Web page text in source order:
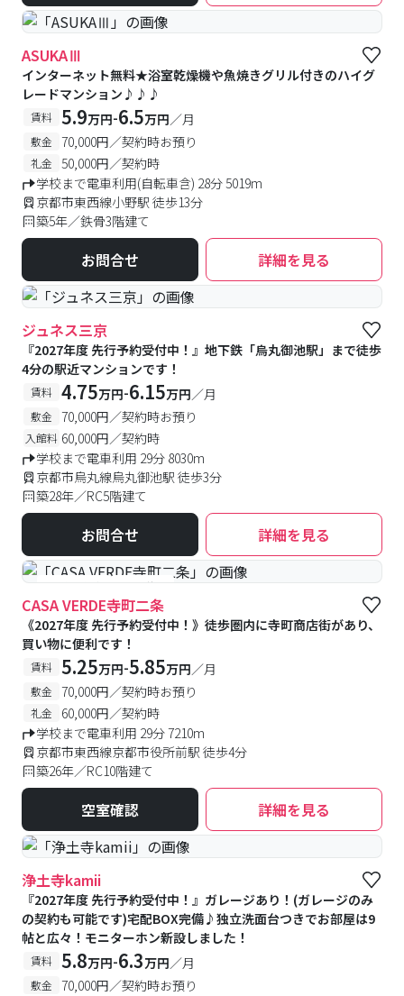
ASUKAⅢ
インターネット無料★浴室乾燥機や魚焼きグリル付きのハイグ
レードマンション♪♪♪
賃料 5.9万円-6.5万円／月
敷金 70,000円／契約時お預り
礼金
50,000円／契約時
学校まで電車利用(自転車含) 28分 5019m
京都市東西線小野駅 徒歩13分
築5年／鉄骨3階建て
お問合せ 詳細を見る
ジュネス三京
『2027年度 先行予約受付中！』地下鉄「烏丸御池駅」まで徒歩
4分の駅近マンションです！
賃料 4.75万円-6.15万円／月
敷金 70,000円／契約時お預り
入館料 60,000円／契約時
学校まで電車利用 29分 8030m
京都市烏丸線烏丸御池駅 徒歩3分
築28年／RC5階建て
お問合せ 詳細を見る
#予約受付中 #空室待ち
CASA VERDE寺町二条
《2027年度 先行予約受付中！》徒歩圏内に寺町商店街があり、
買い物に便利です！
賃料 5.25万円-5.85万円／月
敷金 70,000円／契約時お預り
礼金
60,000円／契約時
学校まで電車利用 29分 7210m
京都市東西線京都市役所前駅 徒歩4分
築26年／RC10階建て
空室確認 詳細を見る
浄土寺kamii
『2027年度 先行予約受付中！』ガレージあり！(ガレージのみ
の契約も可能です)宅配BOX完備♪独立洗面台つきでお部屋は9
帖と広々！モニターホン新設しました！
賃料 5.8万円-6.3万円／月
敷金 70,000円／契約時お預り